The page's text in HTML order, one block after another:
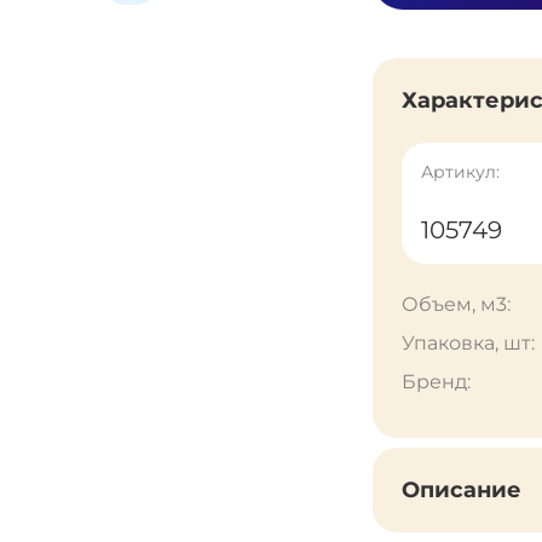
Артикул:
105749
Объем, м3:
Упаковка, шт:
Бренд:
Описание